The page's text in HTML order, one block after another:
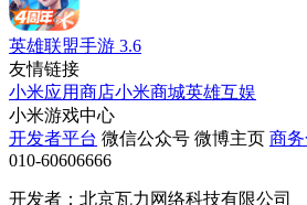
英雄联盟手游 3.6
友情链接
小米应用商店小米商城英雄互娱
小米游戏中心
开发者平台 微信公众号 微博主页 商
010-60606666
开发者：北京瓦力网络科技有限公司